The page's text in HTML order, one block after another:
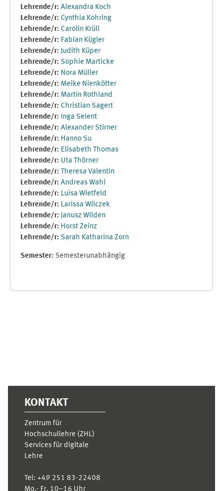
Lehrende/r: Alexandra Koch
Lehrende/r: Cynthia Kohring
Lehrende/r: Carolin Krüll
Lehrende/r: Fabian Kügler
Lehrende/r: Judith Küper
Lehrende/r: Sophie Marticke
Lehrende/r: Nora Müller
Lehrende/r: Meike Nienkötter
Lehrende/r: Martin Rothland
Lehrende/r: Christian Sagert
Lehrende/r: Inga Selent
Lehrende/r: Alexander Stirner
Lehrende/r: Hanno Su
Lehrende/r: Elisabeth Thomas
Lehrende/r: Uta Thörner
Lehrende/r: Theresa Valentin
Lehrende/r: Andreas Wahl
Lehrende/r: Luisa Wietfeld
Lehrende/r: Larissa Wilczek
Lehrende/r: Janusz Wilden
Lehrende/r: Horst Zeinz
Lehrende/r: Sarah Katharina Zorn
Semester: Semesterunabhängig
KONTAKT
Zentrum für
Hochschullehre (ZHL)
Services für digitale
Lehre
Tel: +49 251 83-22408
Mo.- Fr. 10–16 Uhr